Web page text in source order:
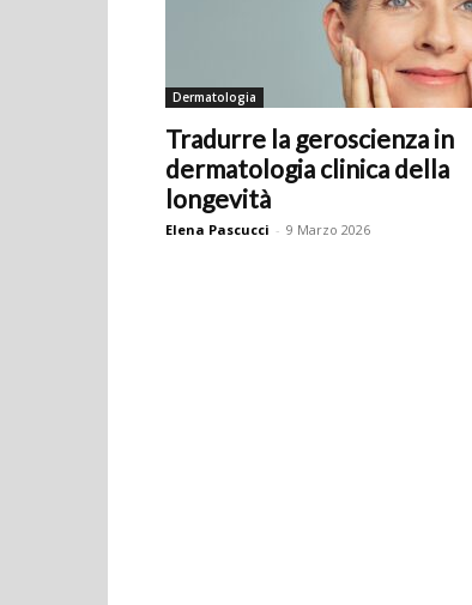
Dermatologia
Tradurre la geroscienza in
dermatologia clinica della
longevità
Elena Pascucci - 9 Marzo 2026